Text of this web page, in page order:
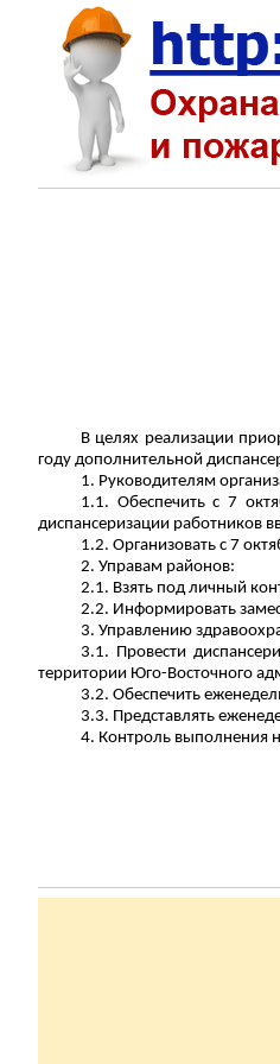
В целях реализации
году дополнительной
1. Руководителям
1.1. Обеспечить с 7
диспансеризации работников
1.2. Организовать с 7
2. Управам районов:
2.1. Взять под личный
2.2. Информировать
3. Управлению
3.1. Провести
территории Юго-Восточного
3.2. Обеспечить
3.3. Представлять
4. Контроль выполнения